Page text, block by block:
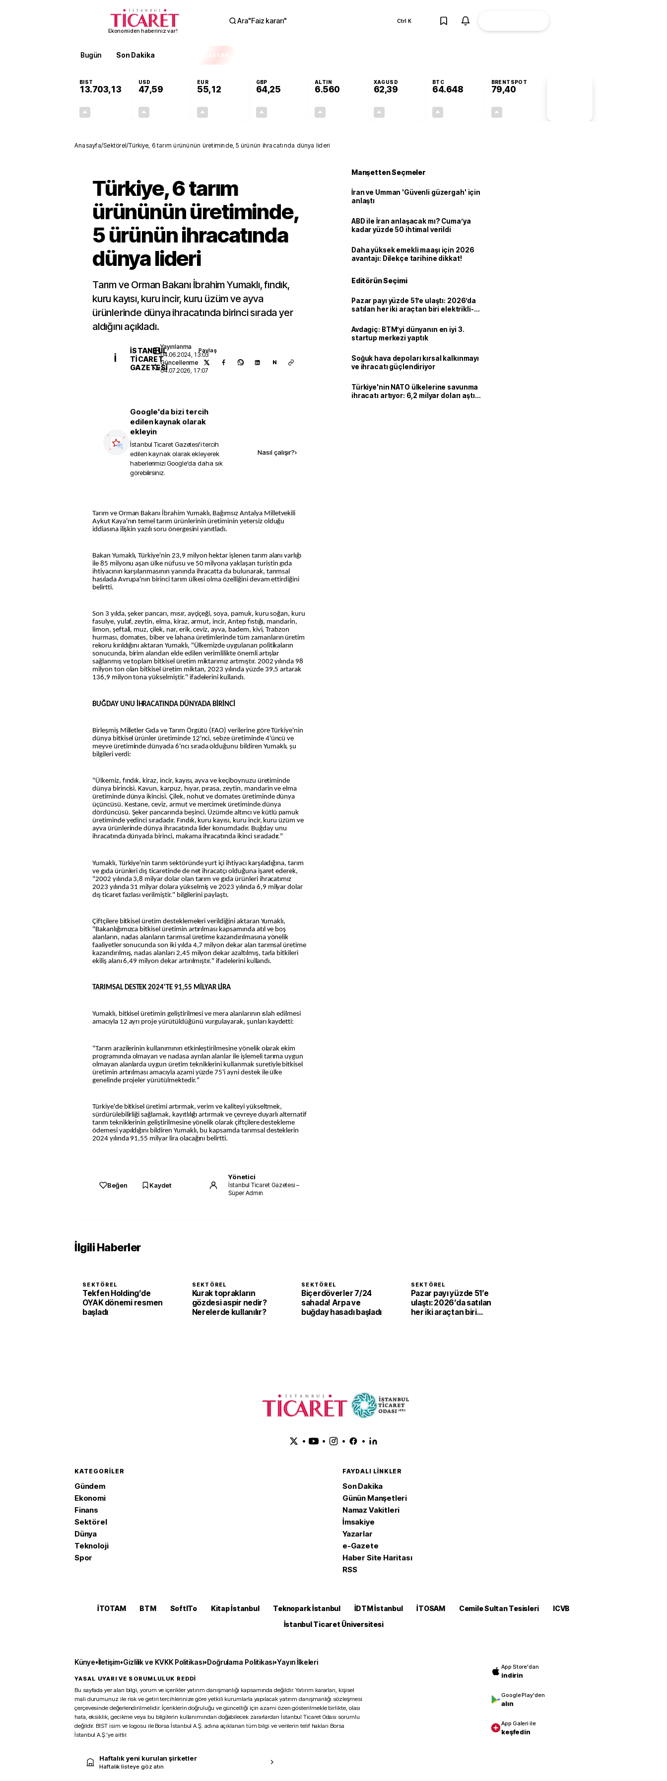
Ekonomiden haberiniz var!
Ara"Faiz kararı" Ctrl K
Bugün Son Dakika EKSTRA
BIST
13.703,13
USD
47,59
EUR
55,12
GBP
64,25
ALTIN
6.560
XAGUSD
62,39
BTC
64.648
BRENTSPOT
79,40
Anasayfa/Sektörel/Türkiye, 6 tarım ürününün üretiminde, 5 ürünün ihracatında dünya lideri
Türkiye, 6 tarım
ürününün üretiminde,
5 ürünün ihracatında
dünya lideri
Tarım ve Orman Bakanı İbrahim Yumaklı, fındık,
kuru kayısı, kuru incir, kuru üzüm ve ayva
ürünlerinde dünya ihracatında birinci sırada yer
aldığını açıkladı.
İ
İSTANBUL
TICARET
GAZETESI
Yayınlanma
04.06.2024, 13:03
Güncellenme
04.07.2026, 17:07
Paylaş
N
Google'da bizi tercih
edilen kaynak olarak
ekleyin
İstanbul Ticaret Gazetesi'i tercih
edilen kaynak olarak ekleyerek
haberlerimizi Google'da daha sık
görebilirsiniz.
Nasıl çalışır?›
Tarım ve Orman Bakanı İbrahim Yumaklı, Bağımsız Antalya Milletvekili
Aykut Kaya'nın temel tarım ürünlerinin üretiminin yetersiz olduğu
iddiasına ilişkin yazılı soru önergesini yanıtladı.
Bakan Yumaklı, Türkiye'nin 23,9 milyon hektar işlenen tarım alanı varlığı
ile 85 milyonu aşan ülke nüfusu ve 50 milyona yaklaşan turistin gıda
ihtiyacının karşılanmasının yanında ihracatta da bulunarak, tarımsal
hasılada Avrupa'nın birinci tarım ülkesi olma özelliğini devam ettirdiğini
belirtti.
Son 3 yılda, şeker pancarı, mısır, ayçiçeği, soya, pamuk, kuru soğan, kuru
fasulye, yulaf, zeytin, elma, kiraz, armut, incir, Antep fıstığı, mandarin,
limon, şeftali, muz, çilek, nar, erik, ceviz, ayva, badem, kivi, Trabzon
hurması, domates, biber ve lahana üretimlerinde tüm zamanların üretim
rekoru kırıldığını aktaran Yumaklı, "Ülkemizde uygulanan politikaların
sonucunda, birim alandan elde edilen verimlilikte önemli artışlar
sağlanmış ve toplam bitkisel üretim miktarımız artmıştır. 2002 yılında 98
milyon ton olan bitkisel üretim miktarı, 2023 yılında yüzde 39,5 artarak
136,9 milyon tona yükselmiştir." ifadelerini kullandı.
BUĞDAY UNU İHRACATINDA DÜNYADA BİRİNCİ
Birleşmiş Milletler Gıda ve Tarım Örgütü (FAO) verilerine göre Türkiye'nin
dünya bitkisel ürünler üretiminde 12'nci, sebze üretiminde 4'üncü ve
meyve üretiminde dünyada 6'ncı sırada olduğunu bildiren Yumaklı, şu
bilgileri verdi:
"Ülkemiz, fındık, kiraz, incir, kayısı, ayva ve keçiboynuzu üretiminde
dünya birincisi. Kavun, karpuz, hıyar, pırasa, zeytin, mandarin ve elma
üretiminde dünya ikincisi. Çilek, nohut ve domates üretiminde dünya
üçüncüsü. Kestane, ceviz, armut ve mercimek üretiminde dünya
dördüncüsü. Şeker pancarında beşinci. Üzümde altıncı ve kütlü pamuk
üretiminde yedinci sıradadır. Fındık, kuru kayısı, kuru incir, kuru üzüm ve
ayva ürünlerinde dünya ihracatında lider konumdadır. Buğday unu
ihracatında dünyada birinci, makama ihracatında ikinci sıradadır."
Yumaklı, Türkiye'nin tarım sektöründe yurt içi ihtiyacı karşıladığına, tarım
ve gıda ürünleri dış ticaretinde de net ihracatçı olduğuna işaret ederek,
"2002 yılında 3,8 milyar dolar olan tarım ve gıda ürünleri ihracatımız
2023 yılında 31 milyar dolara yükselmiş ve 2023 yılında 6,9 milyar dolar
dış ticaret fazlası verilmiştir." bilgilerini paylaştı.
Çiftçilere bitkisel üretim desteklemeleri verildiğini aktaran Yumaklı,
"Bakanlığımızca bitkisel üretimin artırılması kapsamında atıl ve boş
alanların, nadas alanların tarımsal üretime kazandırılmasına yönelik
faaliyetler sonucunda son iki yılda 4,7 milyon dekar alan tarımsal üretime
kazandırılmış, nadas alanları 2,45 milyon dekar azaltılmış, tarla bitkileri
ekiliş alanı 6,49 milyon dekar artırılmıştır." ifadelerini kullandı.
TARIMSAL DESTEK 2024'TE 91,55 MİLYAR LİRA
Yumaklı, bitkisel üretimin geliştirilmesi ve mera alanlarının ıslah edilmesi
amacıyla 12 ayrı proje yürütüldüğünü vurgulayarak, şunları kaydetti:
"Tarım arazilerinin kullanımının etkinleştirilmesine yönelik olarak ekim
programında olmayan ve nadasa ayrılan alanlar ile işlemeli tarıma uygun
olmayan alanlarda uygun üretim tekniklerini kullanmak suretiyle bitkisel
üretimin artırılması amacıyla azami yüzde 75'i ayni destek ile ülke
genelinde projeler yürütülmektedir."
Türkiye'de bitkisel üretimi artırmak, verim ve kaliteyi yükseltmek,
sürdürülebilirliği sağlamak, kayıtlılığı artırmak ve çevreye duyarlı alternatif
tarım tekniklerinin geliştirilmesine yönelik olarak çiftçilere destekleme
ödemesi yapıldığını bildiren Yumaklı, bu kapsamda tarımsal desteklerin
2024 yılında 91,55 milyar lira olacağını belirtti.
Beğen Kaydet
Yönetici
İstanbul Ticaret Gazetesi –
Süper Admin
Manşetten Seçmeler
İran ve Umman 'Güvenli güzergah' için
anlaştı
ABD ile İran anlaşacak mı? Cuma’ya
kadar yüzde 50 ihtimal verildi
Daha yüksek emekli maaşı için 2026
avantajı: Dilekçe tarihine dikkat!
Editörün Seçimi
Pazar payı yüzde 51’e ulaştı: 2026’da
satılan her iki araçtan biri elektrikli-
Avdagiç: BTM’yi dünyanın en iyi 3.
startup merkezi yaptık
Soğuk hava depoları kırsal kalkınmayı
ve ihracatı güçlendiriyor
Türkiye'nin NATO ülkelerine savunma
ihracatı artıyor: 6,2 milyar doları aştı
İlgili Haberler
SEKTÖREL
Tekfen Holding’de
OYAK dönemi resmen
başladı
SEKTÖREL
Kurak toprakların
gözdesi aspir nedir?
Nerelerde kullanılır?
SEKTÖREL
Biçerdöverler 7/24
sahada! Arpa ve
buğday hasadı başladı
SEKTÖREL
Pazar payı yüzde 51’e
ulaştı: 2026’da satılan
her iki araçtan biri
• • • •
KATEGORILER
Gündem
Ekonomi
Finans
Sektörel
Dünya
Teknoloji
Spor
FAYDALI LINKLER
Son Dakika
Günün Manşetleri
Namaz Vakitleri
İmsakiye
Yazarlar
e-Gazete
Haber Site Haritası
RSS
İTOTAM BTM SoftITo Kitap İstanbul Teknopark İstanbul İDTM İstanbul İTOSAM Cemile Sultan Tesisleri
ICVB
İstanbul Ticaret Üniversitesi
Künye•İletişim•Gizlilik ve KVKK Politikası•Doğrulama Politikası•Yayın İlkeleri
YASAL UYARI VE SORUMLULUK REDDİ
Bu sayfada yer alan bilgi, yorum ve içerikler yatırım danışmanlığı kapsamında değildir. Yatırım kararları, kişisel
mali durumunuz ile risk ve getiri tercihlerinize göre yetkili kurumlarla yapılacak yatırım danışmanlığı sözleşmesi
çerçevesinde değerlendirilmelidir. İçeriklerin doğruluğu ve güncelliği için azami özen gösterilmekle birlikte, olası
hata, eksiklik, gecikme veya bu bilgilerin kullanımından doğabilecek zararlardan İstanbul Ticaret Odası sorumlu
değildir. BIST isim ve logosu ile Borsa İstanbul A.Ş. adına açıklanan tüm bilgi ve verilerin telif hakları Borsa
İstanbul A.Ş.’ye aittir.
Haftalık yeni kurulan şirketler
Haftalık listeye göz atın
App Store'dan
indirin
Google Play'den
alın
App Galeri ile
keşfedin